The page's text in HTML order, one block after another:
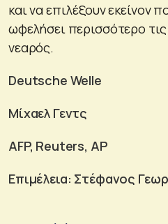
και να επιλέξουν εκείνον
ωφελήσει περισσότερο
νεαρός.
Deutsche Welle
Μίχαελ Γεντς
AFP, Reuters, AP
Επιμέλεια: Στέφανος